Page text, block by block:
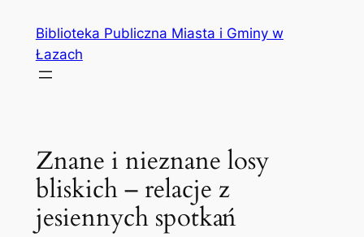
treści
Biblioteka Publiczna Miasta i Gminy w
Łazach
Znane i nieznane losy
bliskich – relacje z
jesiennych spotkań